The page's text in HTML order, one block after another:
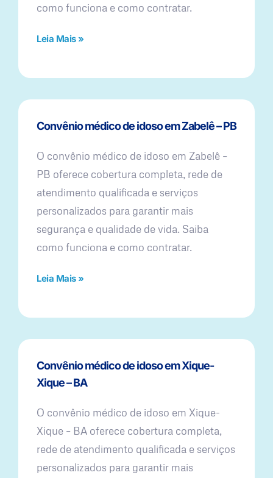
como funciona e como contratar.
Leia Mais »
Convênio médico de idoso em Zabelê – PB
O convênio médico de idoso em Zabelê –
PB oferece cobertura completa, rede de
atendimento qualificada e serviços
personalizados para garantir mais
segurança e qualidade de vida. Saiba
como funciona e como contratar.
Leia Mais »
Convênio médico de idoso em Xique-
Xique – BA
O convênio médico de idoso em Xique-
Xique – BA oferece cobertura completa,
rede de atendimento qualificada e serviços
personalizados para garantir mais